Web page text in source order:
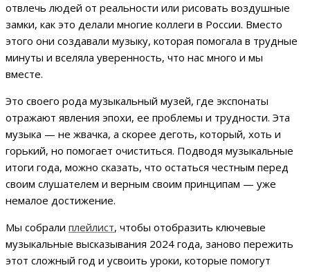
отвлечь людей от реальности или рисовать воздушные
замки, как это делали многие коллеги в России. Вместо
этого они создавали музыку, которая помогала в трудные
минуты и вселяла уверенность, что нас много и мы
вместе.
Это своего рода музыкальный музей, где экспонаты
отражают явления эпохи, ее проблемы и трудности. Эта
музыка — не жвачка, а скорее деготь, который, хоть и
горький, но помогает очиститься. Подводя музыкальные
итоги года, можно сказать, что остаться честным перед
своим слушателем и верным своим принципам — уже
немалое достижение.
Мы собрали плейлист, чтобы отобразить ключевые
музыкальные высказывания 2024 года, заново пережить
этот сложный год и усвоить уроки, которые помогут